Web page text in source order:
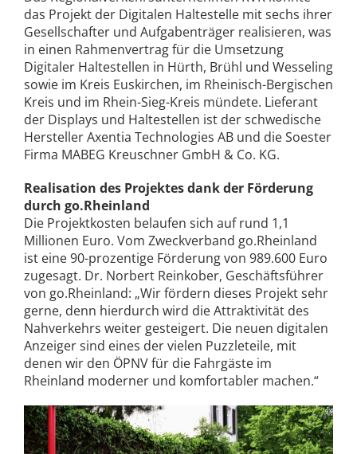
das Projekt der Digitalen Haltestelle mit sechs ihrer
Gesellschafter und Aufgabenträger realisieren, was
in einen Rahmenvertrag für die Umsetzung
Digitaler Haltestellen in Hürth, Brühl und Wesseling
sowie im Kreis Euskirchen, im Rheinisch-Bergischen
Kreis und im Rhein-Sieg-Kreis mündete. Lieferant
der Displays und Haltestellen ist der schwedische
Hersteller Axentia Technologies AB und die Soester
Firma MABEG Kreuschner GmbH & Co. KG.
Realisation des Projektes dank der Förderung
durch go.Rheinland
Die Projektkosten belaufen sich auf rund 1,1
Millionen Euro. Vom Zweckverband go.Rheinland
ist eine 90-prozentige Förderung von 989.600 Euro
zugesagt. Dr. Norbert Reinkober, Geschäftsführer
von go.Rheinland: „Wir fördern dieses Projekt sehr
gerne, denn hierdurch wird die Attraktivität des
Nahverkehrs weiter gesteigert. Die neuen digitalen
Anzeiger sind eines der vielen Puzzleteile, mit
denen wir den ÖPNV für die Fahrgäste im
Rheinland moderner und komfortabler machen.“